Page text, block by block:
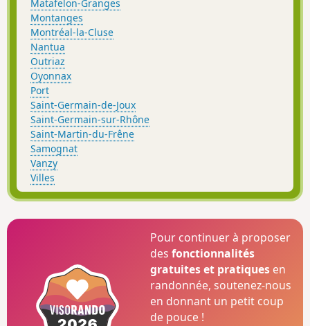
Matafelon-Granges
Montanges
Montréal-la-Cluse
Nantua
Outriaz
Oyonnax
Port
Saint-Germain-de-Joux
Saint-Germain-sur-Rhône
Saint-Martin-du-Frêne
Samognat
Vanzy
Villes
Pour continuer à proposer
desfonctionnalités
gratuites et pratiques en
randonnée, soutenez-nous
en donnant un petit coup
de pouce !